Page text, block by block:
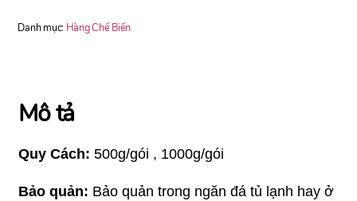
số
Danh mục: Hàng Chế Biến
Mô tả
Quy Cách:500g/gói , 1000g/gói
Bảo quản: Bảo quản trong ngăn đá tủ lạnh hay ở